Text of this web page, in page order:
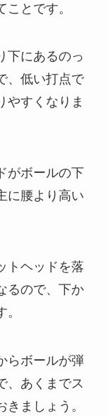
とです。
下にあるのっ
、低い打点で
やすくなりま
がボールの下
に腰より高い
トヘッドを落
るので、下か
らボールが弾
、あくまでス
ましょう。